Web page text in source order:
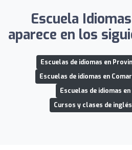
Escuela
aparece en los
Escuelas de idiomas en
Escuelas de idiomas en
Escuelas de idiomas
Cursos y clases de